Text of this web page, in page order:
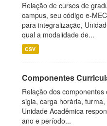
Relação de cursos de
campus, seu código e-
para integralização,
qual a modalidade de...
CSV
Componentes
Relação dos
sigla, carga horária,
Unidade Acadêmica
ano e período...